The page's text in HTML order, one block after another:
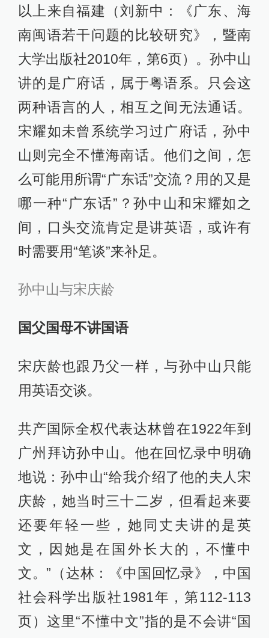
以上来自福建（刘新中：《广东、海
南闽语若干问题的比较研究》，暨南
大学出版社2010年，第6页）。孙中山
讲的是广府话，属于粤语系。只会这
两种语言的人，相互之间无法通话。
宋耀如未曾系统学习过广府话，孙中
山则完全不懂海南话。他们之间，怎
么可能用所谓“广东话”交流？用的又是
哪一种“广东话”？孙中山和宋耀如之
间，口头交流肯定是讲英语，或许有
时需要用“笔谈”来补足。
孙中山与宋庆龄
国父国母不讲国语
宋庆龄也跟乃父一样，与孙中山只能
用英语交谈。
共产国际全权代表达林曾在1922年到
广州拜访孙中山。他在回忆录中明确
地说：孙中山“给我介绍了他的夫人宋
庆龄，她当时三十二岁，但看起来要
还要年轻一些，她同丈夫讲的是英
文，因她是在国外长大的，不懂中
文。”（达林：《中国回忆录》，中国
社会科学出版社1981年，第112-113
页）这里“不懂中文”指的是不会讲“国